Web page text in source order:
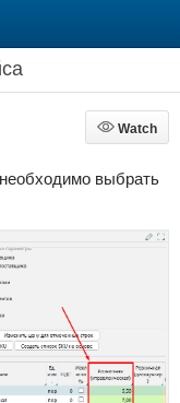
Watch
Watch
выбрать